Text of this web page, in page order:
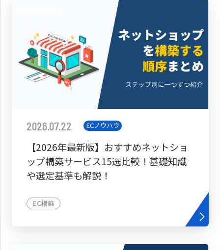
2026.07.22 ECノウハウ
【2026年最新版】おすすめネットショ
ップ構築サービス15選比較！基礎知識
や選定基準も解説！
EC構築